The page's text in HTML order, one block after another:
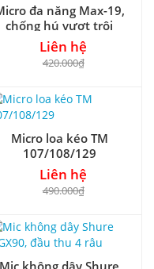
đa năng Max-19,
chống hú vượt trội
Liên hệ
420.000₫
Micro loa kéo TM
107/108/129
Liên hệ
490.000₫
Mic không dây Shure